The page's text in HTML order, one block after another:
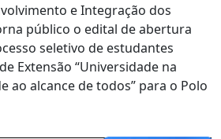
e Integração dos
público o edital de abertura
seletivo de estudantes
Extensão “Universidade na
ao alcance de todos” para o Polo